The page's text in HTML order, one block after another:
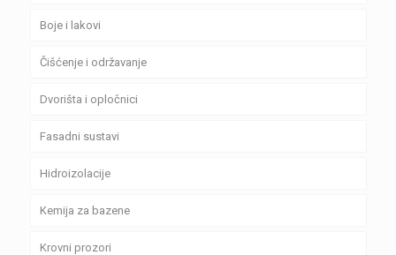
Boje i lakovi
Čišćenje i održavanje
Dvorišta i opločnici
Fasadni sustavi
Hidroizolacije
Kemija za bazene
Krovni prozori